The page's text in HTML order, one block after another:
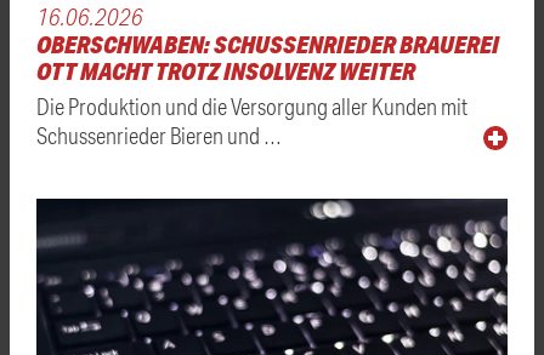
16.06.2026
OBERSCHWABEN: SCHUSSENRIEDER BRAUEREI
OTT MACHT TROTZ INSOLVENZ WEITER
Die Produktion und die Versorgung aller Kunden mit
Schussenrieder Bieren und …